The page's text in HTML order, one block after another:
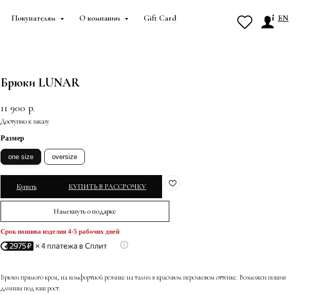
Покупателям О компании Gift Card EN
Брюки LUNAR
11 900 р.
Размер
one size oversize
Купить КУПИТЬ В РАССРОЧКУ
Намекнуть о подарке
Срок пошива изделия 4-5 рабочих дней
Брюки прямого кроя, на комфортной резинке на талии в красивом персиковом оттенке. Возможен пошив
длинны под ваш рост.